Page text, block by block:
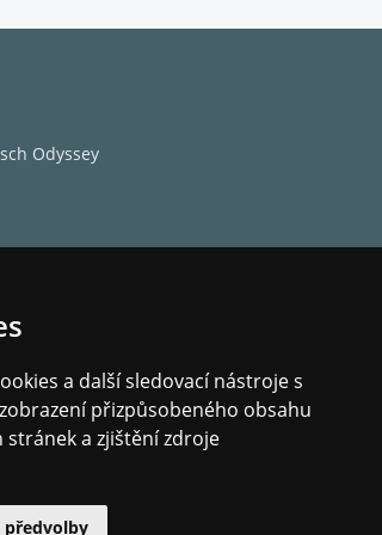
a další sledovací nástroje s
přizpůsobeného obsahu
stránek a zjištění zdroje
předvolby
Odyssey